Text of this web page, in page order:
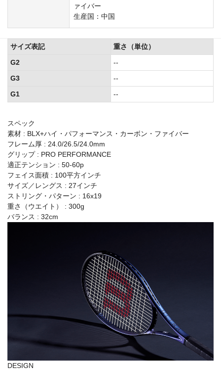
ァイバー
生産国：中国
スペック
素材 : BLX+ハイ・パフォーマンス・カーボン・ファイバー
フレーム厚 : 24.0/26.5/24.0mm
グリップ : PRO PERFORMANCE
適正テンション : 50-60p
フェイス面積 : 100平方インチ
サイズ／レングス : 27インチ
ストリング・パターン : 16x19
重さ（ウエイト） : 300g
バランス : 32cm
DESIGN
サイズ表記
重さ（単位）
G2
--
G3
--
G1
--